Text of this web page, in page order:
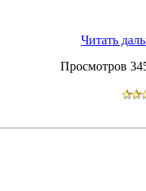
Читать
Просмотров